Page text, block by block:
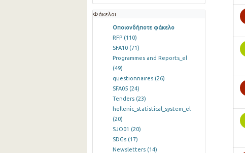
Φάκελοι
Οποιονδήποτε φάκελο
RFP (110)
SFA10 (71)
Programmes and Reports_el
(49)
questionnaires (26)
SFA05 (24)
Tenders (23)
hellenic_statistical_system_el
(20)
SJO01 (20)
SDGs (17)
Newsletters (14)